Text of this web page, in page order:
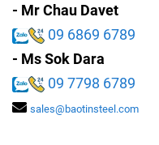
- Mr Chau Davet
09 6869 6789
- Ms Sok Dara
09 7798 6789
sales@baotinsteel.com